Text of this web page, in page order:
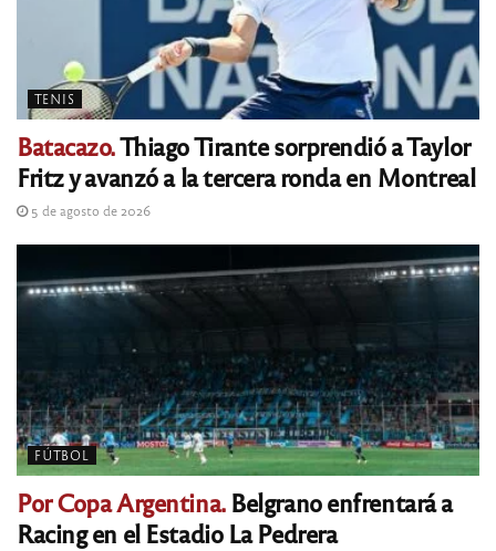
TENIS
Batacazo.Thiago Tirante sorprendió a Taylor
Fritz y avanzó a la tercera ronda en Montreal
5 de agosto de 2026
FÚTBOL
Por Copa Argentina.Belgrano enfrentará a
Racing en el Estadio La Pedrera